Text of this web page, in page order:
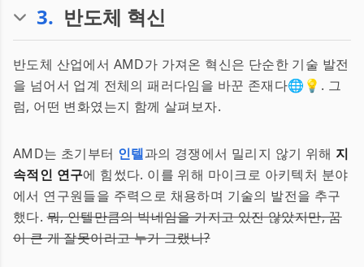
3. 반도체 혁신
반도체 산업에서 AMD가 가져온 혁신은 단순한 기술 발전
을 넘어서 업계 전체의 패러다임을 바꾼 존재다🌐💡. 그
럼, 어떤 변화였는지 함께 살펴보자.
AMD는 초기부터 인텔과의 경쟁에서 밀리지 않기 위해 지
속적인 연구에 힘썼다. 이를 위해 마이크로 아키텍처 분야
에서 연구원들을 주력으로 채용하며 기술의 발전을 추구
했다.뭐, 인텔만큼의 빅네임을 가지고 있진 않았지만, 꿈
이 큰 게 잘못이라고 누가 그랬나?